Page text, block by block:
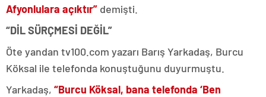
Afyonlulara açıktır” demişti.
“DİL SÜRÇMESİ DEĞİL”
Öte yandan tv100.com yazarı Barış Yarkadaş, Burcu
Köksal ile telefonda konuştuğunu duyurmuştu.
Yarkadaş, “Burcu Köksal, bana telefonda ‘Ben